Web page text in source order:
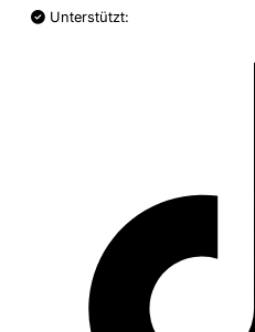
Unterstützt: